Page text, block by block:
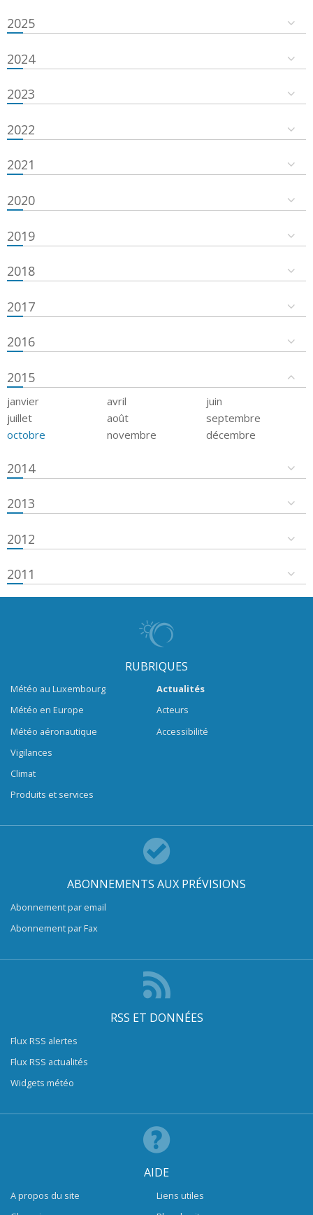
2025
2024
2023
2022
2021
2020
2019
2018
2017
2016
2015
janvier avril
juin
juillet
août
septembre
octobre
novembre décembre
2014
2013
2012
2011
RUBRIQUES
Météo au Luxembourg
Météo en Europe
Météo aéronautique
Vigilances
Climat
Produits et services
Actualités
Acteurs
Accessibilité
ABONNEMENTS AUX PRÉVISIONS
Abonnement par email
Abonnement par Fax
RSS ET DONNÉES
Flux RSS alertes
Flux RSS actualités
Widgets météo
AIDE
A propos du site
Liens utiles